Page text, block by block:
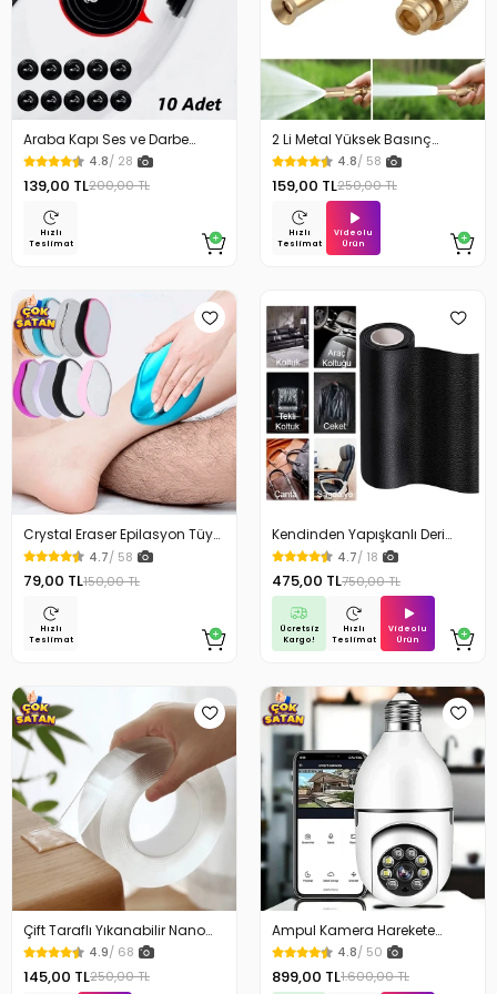
Araba Kapı Ses ve Darbe
Emici Pad 10 Adet
4.8/ 28
139,00 TL200,00 TL
Hızlı
Teslimat
2 Li Metal Yüksek Basınç
Yağmurlamalı Hortum Ucu
4.8/ 58
159,00 TL250,00 TL
Hızlı
Teslimat
Videolu
Ürün
Crystal Eraser Epilasyon Tüy
Silgisi Tüy Alıcı
4.7/ 58
79,00 TL150,00 TL
Hızlı
Teslimat
Kendinden Yapışkanlı Deri
Döşeme Deri Tamir Kiti Siyah
100 Cm x 50 Cm
4.7/ 18
475,00 TL750,00 TL
Ücretsiz
Kargo!
Hızlı
Teslimat
Videolu
Ürün
Çift Taraflı Yıkanabilir Nano
Teknoloji Bant 3 mt
4.9/ 68
145,00 TL250,00 TL
Ampul Kamera Harekete
Duyarlı Gece Görüşlü
4.8/ 50
899,00 TL1.600,00 TL